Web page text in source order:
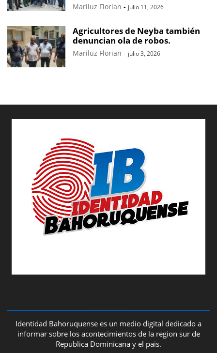
Mariluz Florian - julio 11, 2026
Agricultores de Neyba también
denuncian ola de robos.
Mariluz Florian - julio 3, 2026
Identidad Bahoruquense es un medio digital dedicado a
informar sobre los acontecimientos de la region sur de
Republica Dominicana y el pais.